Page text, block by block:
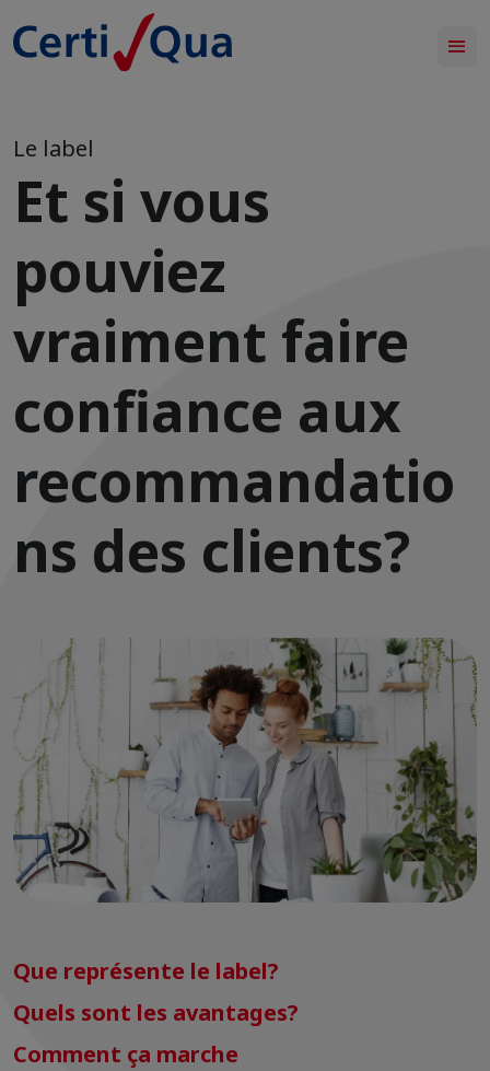
-
Le label
Et si vous
pouviez
vraiment faire
confiance aux
recommandatio
ns des clients?
Que représente le label?
Quels sont les avantages?
Comment ça marche